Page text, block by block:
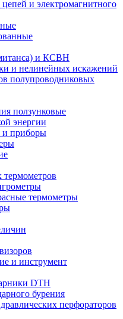
и электромагнитного
и КСВН
и нелинейных искажений
полупроводниковых
ползунковые
энергии
и приборы
термометров
термометры
и инструмент
DTH
бурения
перфораторов